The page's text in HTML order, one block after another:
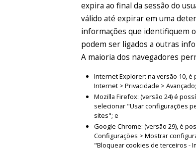
expira ao final da sessão do
válido até expirar em uma
informações que identifiquem
podem ser ligados a outras
A maioria dos navegadores
Internet Explorer: na versão 10,
Internet > Privacidade > Avançado;
Mozilla Firefox: (versão 24) é
selecionar "Usar configurações
sites"; e
Google Chrome: (versão 29), é
Configurações > Mostrar
"Bloquear cookies de terceiros -